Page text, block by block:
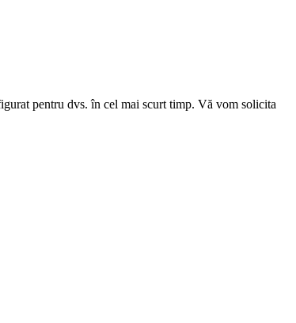
pentru dvs. în cel mai scurt timp. Vă vom solicita